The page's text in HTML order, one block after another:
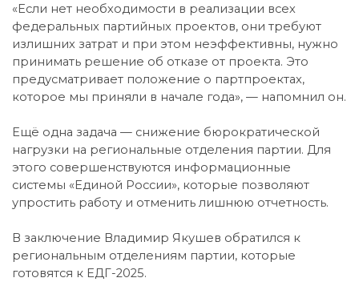
«Если нет необходимости в реализации всех
федеральных партийных проектов, они требуют
излишних затрат и при этом неэффективны, нужно
принимать решение об отказе от проекта. Это
предусматривает положение о партпроектах,
которое мы приняли в начале года», — напомнил он.
Ещё одна задача — снижение бюрократической
нагрузки на региональные отделения партии. Для
этого совершенствуются информационные
системы «Единой России», которые позволяют
упростить работу и отменить лишнюю отчетность.
В заключение Владимир Якушев обратился к
региональным отделениям партии, которые
готовятся к ЕДГ-2025.